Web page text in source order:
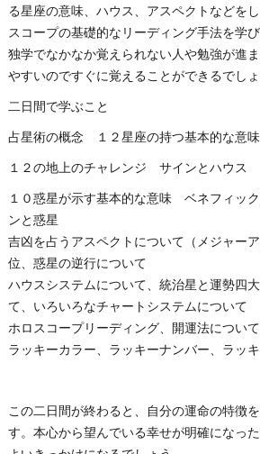
る星座の意味、ハウス、アスペクトなどを
スコープの基礎的なリーディング手法を学び
独学でなかなか覚えられない人や勉強が進
やすいのですぐに覚えることができるでしょ
二日間で学ぶこと
占星術の概念 １２星座の持つ基本的な意味
１２の地上のチャレンジ サインとハウス
１０惑星が示す基本的な意味 ベネフィッ
ンと惑星
吉凶を占うアスペクトについて（メジャー
位、惑星の逆行について
ハウスシステムについて、統治星と運勢四
て、いろいろなチャートシステムについて
ホロスコープリーディング、開運法について
ラッキーカラー、ラッキーナンバー、ラッキ
この二日間が終わると、自分の運命の特徴
す。本心から望んでいる幸せが明確になっ